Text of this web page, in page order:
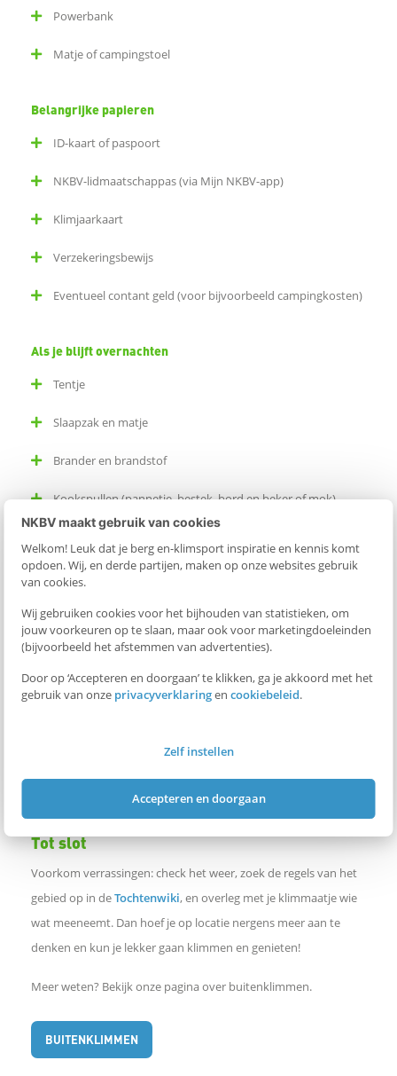
NKBV maakt gebruik van cookies
Welkom! Leuk dat je berg en-klimsport inspiratie en kennis komt
opdoen. Wij, en derde partijen, maken op onze websites gebruik
van cookies.
Wij gebruiken cookies voor het bijhouden van statistieken, om
jouw voorkeuren op te slaan, maar ook voor marketingdoeleinden
(bijvoorbeeld het afstemmen van advertenties).
Door op ‘Accepteren en doorgaan’ te klikken, ga je akkoord met het
gebruik van onze privacyverklaringencookiebeleid.
Zelf instellen
Accepteren en doorgaan
Powerbank
Matje of campingstoel
Belangrijke papieren
ID-kaart of paspoort
NKBV-lidmaatschappas (via Mijn NKBV-app)
Klimjaarkaart
Verzekeringsbewijs
Eventueel contant geld (voor bijvoorbeeld campingkosten)
Als je blijft overnachten
Tentje
Slaapzak en matje
Brander en brandstof
Kookspullen (pannetje, bestek, bord en beker of mok)
Aansteker
Tot slot
Voorkom verrassingen: check het weer, zoek de regels van het
gebied op in deTochtenwiki, en overleg met je klimmaatje wie
wat meeneemt. Dan hoef je op locatie nergens meer aan te
denken en kun je lekker gaan klimmen en genieten!
Meer weten? Bekijk onze pagina over buitenklimmen.
BUITENKLIMMEN